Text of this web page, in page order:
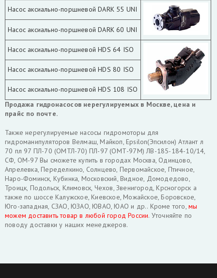
Насос аксиально-поршневой DARK 55 UNI
Насос аксиально-поршневой DARK 60 UNI
Насос аксиально-поршневой HDS 64 ISO
Насос аксиально-поршневой HDS 80 ISO
Насос аксиально-поршневой HDS 108 ISO
Продажа гидронасосов нерегулируемых в Москве, цена и
прайс по почте.
Также нерегулируемые насосы гидромоторы для
гидроманипуляторов Велмаш, Майкоп, Epsilon(Эпсилон) Атлант л
70 пл 97 ПЛ-70 (ОМТЛ-70) ПЛ-97 (ОМТ-97М) ЛВ-185-184-10/14,
СФ, ОМ-97 Вы сможете купить в городах Москва, Одинцово,
Апрелевка, Переделкино, Солнцево, Первомайское, Птичное,
Наро-Фоминск, Кубинка, Московский, Видное, Домодедово,
Троицк, Подольск, Климовск, Чехов, Звенигород, Крсногорск а
также по шоссе Калужское, Киевское, Можайское, Боровское,
Юго-западная, СЗАО, ЮЗАО, ЮВАО, ЮАО и др.. Кроме того,мы
можем доставить товар в любой город России. Уточняйте по
поводу доставки у наших менеджеров.